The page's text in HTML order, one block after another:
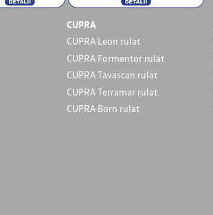
CUPRA
CUPRA Leon rulat
CUPRA Formentor rulat
CUPRA Tavascan rulat
CUPRA Terramar rulat
CUPRA Born rulat